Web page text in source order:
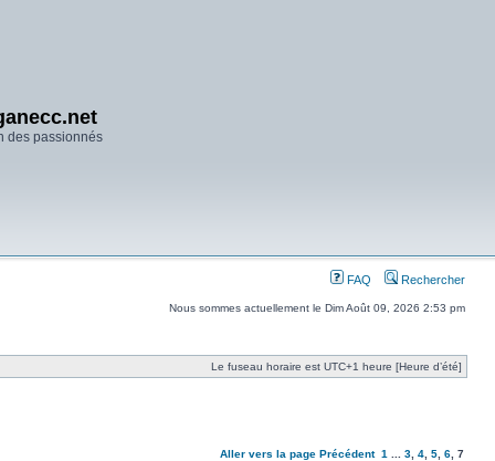
des passionnés
FAQ Rechercher
Nous sommes actuellement le Dim Août 09, 2026 2:53 pm
Le fuseau horaire est UTC+1 heure [Heure d’été]
Aller vers la page Précédent 1 3 4 5 6 7